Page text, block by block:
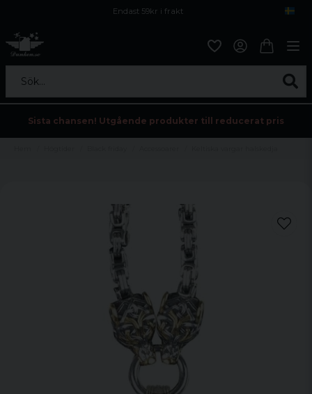
Endast 59kr i frakt
Sök...
Sista chansen! Utgående produkter till reducerat pris